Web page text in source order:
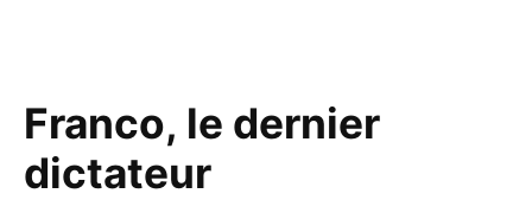
Franco, le dernier
dictateur